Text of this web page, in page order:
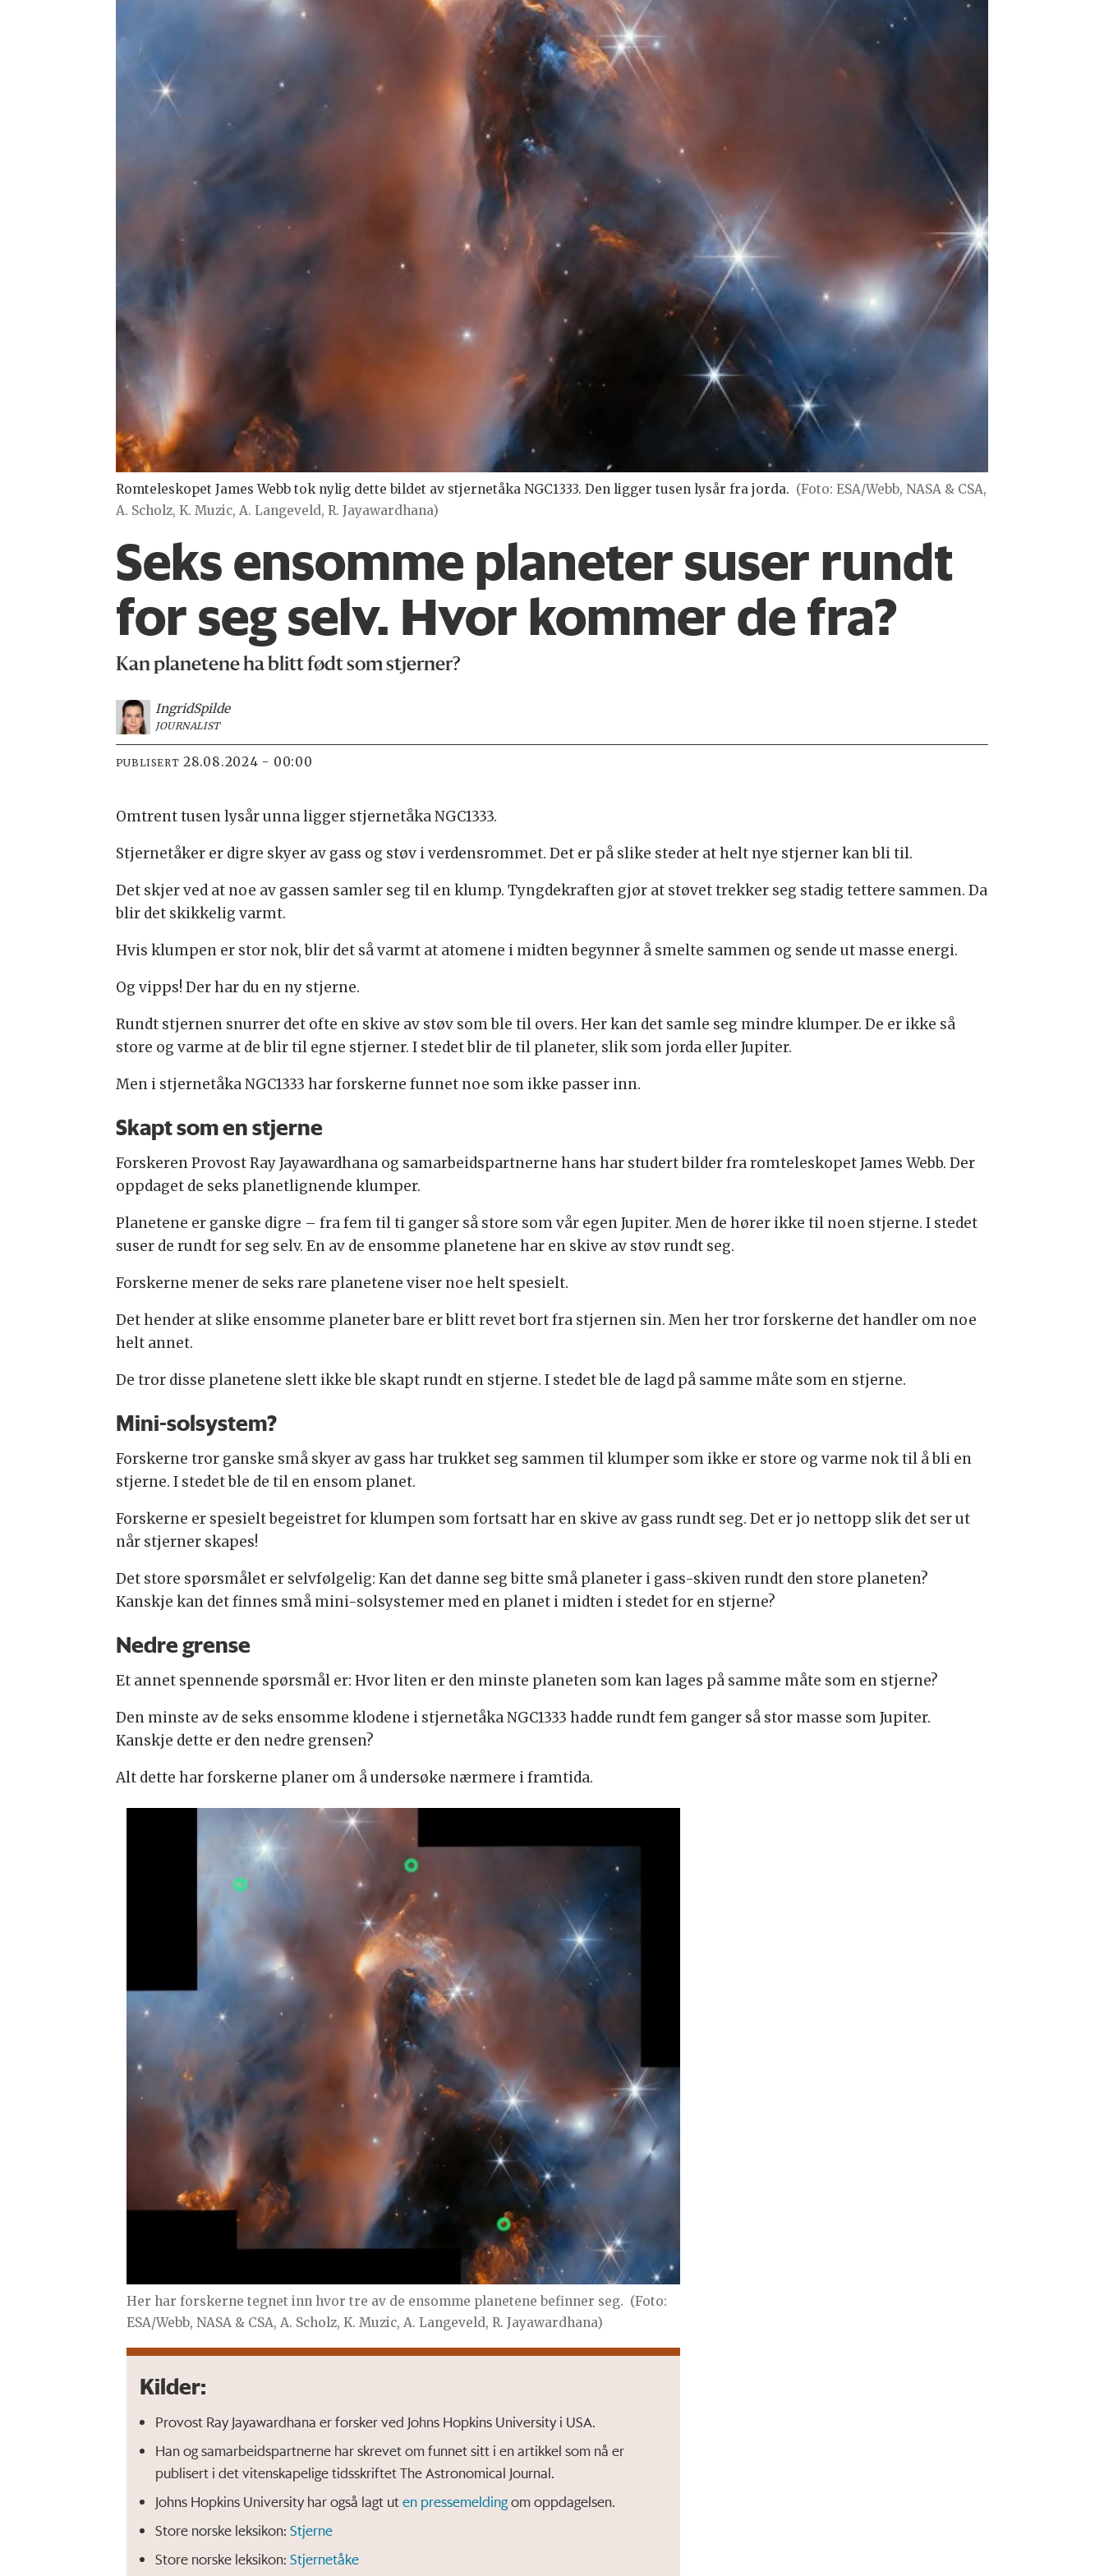
Romteleskopet James Webb tok nylig dette bildet av stjernetåka NGC1333. Den ligger tusen lysår fra jorda. (Foto: ESA/Webb, NASA & CSA,
A. Scholz, K. Muzic, A. Langeveld, R. Jayawardhana)
Seks ensomme planeter suser rundt
for seg selv. Hvor kommer de fra?
Kan planetene ha blitt født som stjerner?
IngridSpilde
JOURNALIST
PUBLISERT 28.08.2024 - 00:00
Omtrent tusen lysår unna ligger stjernetåka NGC1333.
Stjernetåker er digre skyer av gass og støv i verdensrommet. Det er på slike steder at helt nye stjerner kan bli til.
Det skjer ved at noe av gassen samler seg til en klump. Tyngdekraften gjør at støvet trekker seg stadig tettere sammen. Da
blir det skikkelig varmt.
Hvis klumpen er stor nok, blir det så varmt at atomene i midten begynner å smelte sammen og sende ut masse energi.
Og vipps! Der har du en ny stjerne.
Rundt stjernen snurrer det ofte en skive av støv som ble til overs. Her kan det samle seg mindre klumper. De er ikke så
store og varme at de blir til egne stjerner. I stedet blir de til planeter, slik som jorda eller Jupiter.
Men i stjernetåka NGC1333 har forskerne funnet noe som ikke passer inn.
Skapt som en stjerne
Forskeren Provost Ray Jayawardhana og samarbeidspartnerne hans har studert bilder fra romteleskopet James Webb. Der
oppdaget de seks planetlignende klumper.
Planetene er ganske digre – fra fem til ti ganger så store som vår egen Jupiter. Men de hører ikke til noen stjerne. I stedet
suser de rundt for seg selv. En av de ensomme planetene har en skive av støv rundt seg.
Forskerne mener de seks rare planetene viser noe helt spesielt.
Det hender at slike ensomme planeter bare er blitt revet bort fra stjernen sin. Men her tror forskerne det handler om noe
helt annet.
De tror disse planetene slett ikke ble skapt rundt en stjerne. I stedet ble de lagd på samme måte som en stjerne.
Mini-solsystem?
Forskerne tror ganske små skyer av gass har trukket seg sammen til klumper som ikke er store og varme nok til å bli en
stjerne. I stedet ble de til en ensom planet.
Forskerne er spesielt begeistret for klumpen som fortsatt har en skive av gass rundt seg. Det er jo nettopp slik det ser ut
når stjerner skapes!
Det store spørsmålet er selvfølgelig: Kan det danne seg bitte små planeter i gass-skiven rundt den store planeten?
Kanskje kan det finnes små mini-solsystemer med en planet i midten i stedet for en stjerne?
Nedre grense
Et annet spennende spørsmål er: Hvor liten er den minste planeten som kan lages på samme måte som en stjerne?
Den minste av de seks ensomme klodene i stjernetåka NGC1333 hadde rundt fem ganger så stor masse som Jupiter.
Kanskje dette er den nedre grensen?
Alt dette har forskerne planer om å undersøke nærmere i framtida.
Her har forskerne tegnet inn hvor tre av de ensomme planetene befinner seg. (Foto:
ESA/Webb, NASA & CSA, A. Scholz, K. Muzic, A. Langeveld, R. Jayawardhana)
Kilder:
Provost Ray Jayawardhana er forsker ved Johns Hopkins University i USA.
Han og samarbeidspartnerne har skrevet om funnet sitt i en artikkel som nå er
publisert i det vitenskapelige tidsskriftet The Astronomical Journal.
Johns Hopkins University har også lagt uten pressemeldingom oppdagelsen.
Store norske leksikon: Stjerne
Store norske leksikon: Stjernetåke